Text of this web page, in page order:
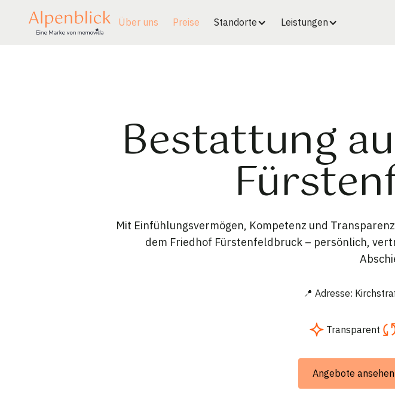
Über uns Preise Standorte Leistungen
Bestattung
Mit Einfühlungsvermögen, Kompetenz und
dem Friedhof Fürstenfeldbruck – persönlich,
📍 Adresse:
Transparent
Angebote ansehen